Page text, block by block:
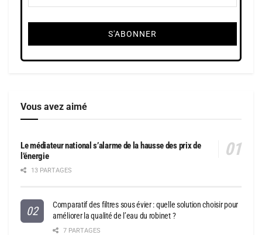
Vous avez aimé
Le médiateur national s’alarme de la hausse des prix de
l’énergie
13 PARTAGES
Comparatif des filtres sous évier : quelle solution choisir pour
améliorer la qualité de l’eau du robinet ?
7 PARTAGES